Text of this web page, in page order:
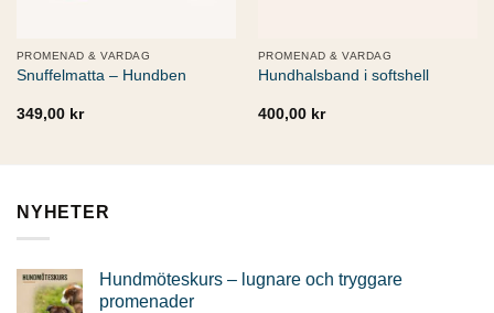
PROMENAD & VARDAG
Snuffelmatta – Hundben
349,00 kr
PROMENAD & VARDAG
Hundhalsband i softshell
400,00 kr
NYHETER
Hundmöteskurs – lugnare och tryggare
promenader